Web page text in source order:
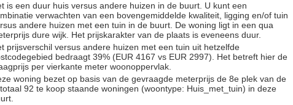
is een duur huis versus andere huizen in de buurt. U kunt een
verwachten van een bovengemiddelde kwaliteit, ligging en/of tuin
andere huizen met een tuin in de buurt. De woning ligt in een qua
dure wijk. Het prijskarakter van de plaats is eveneens duur.
prijsverschil versus andere huizen met een tuin uit hetzelfde
bedraagt 39% (EUR 4167 vs EUR 2997). Het betreft hier de
per vierkante meter woonoppervlak.
woning bezet op basis van de gevraagde meterprijs de 8e plek van de
92 te koop staande woningen (woontype: Huis_met_tuin) in deze